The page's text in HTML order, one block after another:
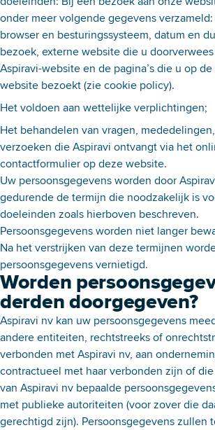
onder meer volgende gegevens verzameld:
browser en besturingssysteem, datum en
bezoek, externe website die u
Aspiravi-website en de pagina’s die u op
website bezoekt (zie cookie policy).
Het voldoen aan wettelijke verplichtingen;
Het behandelen van vragen,
verzoeken die Aspiravi ontvangt via het
contactformulier op deze website.
Uw persoonsgegevens worden door
gedurende de termijn die noodzakelijk is
doeleinden zoals hierboven beschreven.
Persoonsgegevens worden niet langer
Na het verstrijken van deze termijnen
persoonsgegevens vernietigd.
Worden
derden doorgegeven?
Aspiravi nv kan uw persoonsgegevens
andere entiteiten, rechtstreeks of
verbonden met Aspiravi nv, aan
contractueel met haar verbonden zijn of
van Aspiravi nv bepaalde
met publieke autoriteiten (voor zover die
gerechtigd zijn). Persoonsgegevens zullen